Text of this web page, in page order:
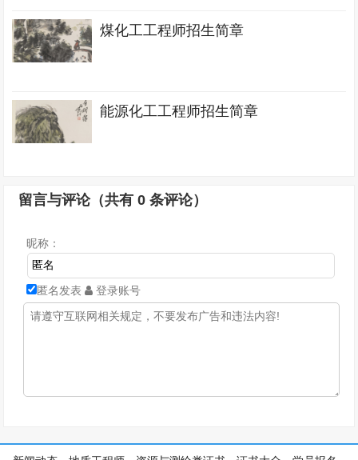
煤化工工程师招生简章
能源化工工程师招生简章
留言与评论（共有0 条评论）
昵称：
匿名发表 登录账号